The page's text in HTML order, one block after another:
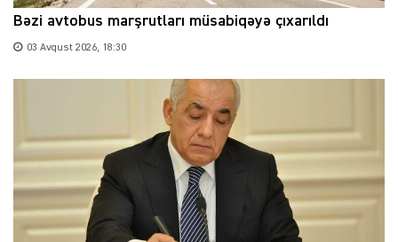
Bəzi avtobus marşrutları müsabiqəyə çıxarıldı
03 Avqust 2026, 18:30